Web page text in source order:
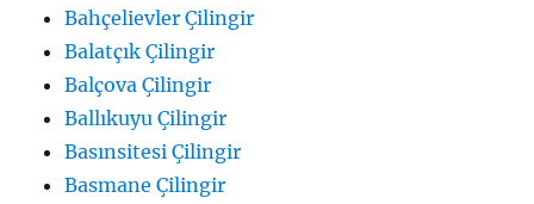
Bahçelievler Çilingir
Balatçık Çilingir
Balçova Çilingir
Ballıkuyu Çilingir
Basınsitesi Çilingir
Basmane Çilingir